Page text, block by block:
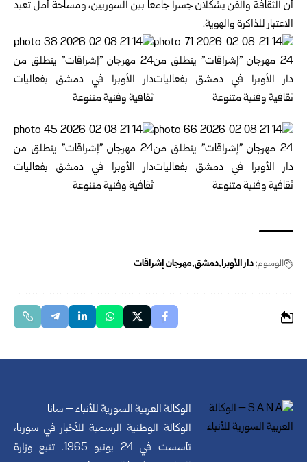
أن الثقافة والفن يشكّلان جسراً جامعاً بين السوريين، ومساحة أمل تعيد
الاعتبار للذاكرة والهوية.
الوسوم:دار الأوبرا دمشق مهرجان إشراقات
الوكالة العربية السورية للأنباء – سانا
الوكالة الوطنية الرسمية للأخبار في سوريا،
تأسست في 24 يونيو 1965. تتبع وزارة